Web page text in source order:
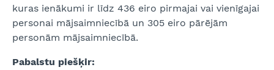
kuras ienākumi ir līdz 436 eiro pirmajai vai vienīgajai
personai mājsaimniecībā un 305 eiro pārējām
personām mājsaimniecībā.
Pabalstu piešķir: